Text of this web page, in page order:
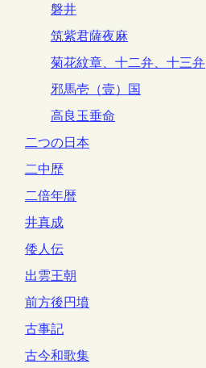
磐井
筑紫君薩夜麻
菊花紋章、十二弁、十三弁
邪馬壱（壹）国
高良玉垂命
二つの日本
二中歴
二倍年暦
井真成
倭人伝
出雲王朝
前方後円墳
古事記
古今和歌集